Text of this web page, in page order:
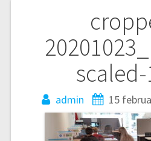
admin 15
navigatie